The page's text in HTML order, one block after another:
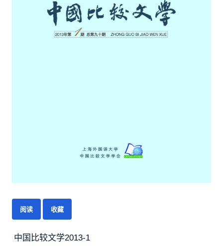
阅读 收藏
中国比较文学2013-1